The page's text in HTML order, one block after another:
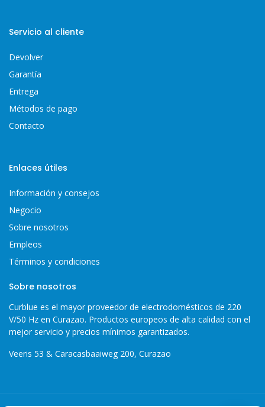
Servicio al cliente
Devolver
Garantía
Entrega
Métodos de pago
Contacto
Enlaces útiles
Información y consejos
Negocio
Sobre nosotros
Empleos
Términos y condiciones
Sobre nosotros
Curblue es el mayor proveedor de electrodomésticos de 220
V/50 Hz en Curazao. Productos europeos de alta calidad con el
mejor servicio y precios mínimos garantizados.
Veeris 53 & Caracasbaaiweg 200, Curazao